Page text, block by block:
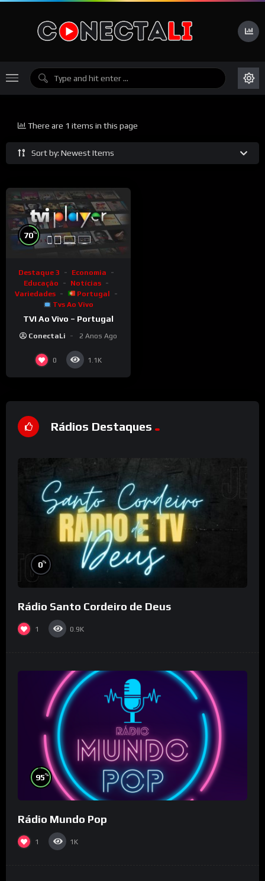
Sort by: Newest Items
There are 1 items in this page
70%
Destaque 3
Economia
Educação
Notícias
Variedades
Portugal
Tvs Ao Vivo
TVI Ao Vivo – Portugal
ConectaLi 2 Anos Ago
0 1.1K
Rádios Destaques
0%
Rádio Santo Cordeiro de Deus
1 0.9K
95%
Rádio Mundo Pop
1 1K